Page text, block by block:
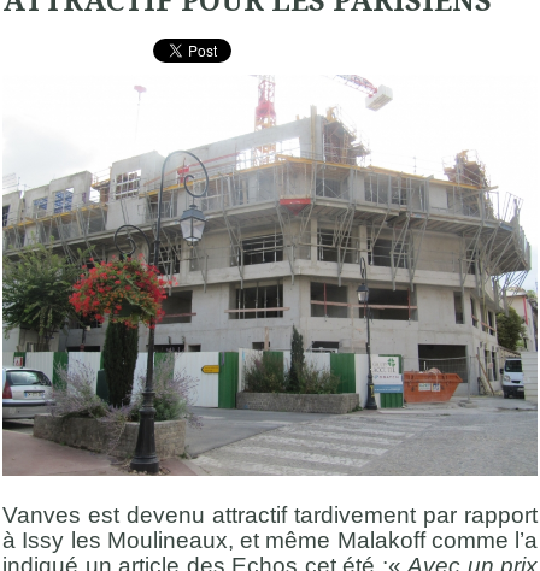
Vanves est devenu attractif tardivement par rapport
à Issy les Moulineaux, et même Malakoff comme l’a